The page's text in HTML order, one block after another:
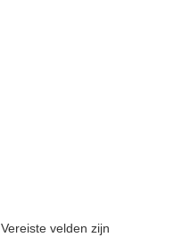
Vereiste velden zijn